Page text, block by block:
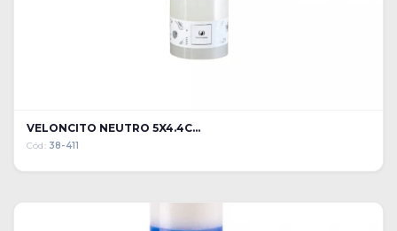
VELONCITO NEUTRO 5X4.4C...
Cód: 38-411